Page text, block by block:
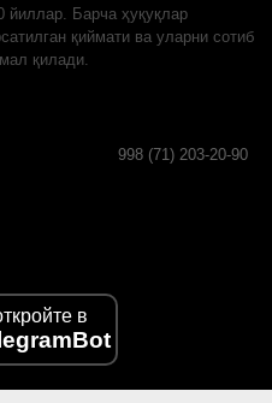
Барча ҳуқуқлар
қиймати ва уларни сотиб
қилади.
998 (71) 203-20-90
в